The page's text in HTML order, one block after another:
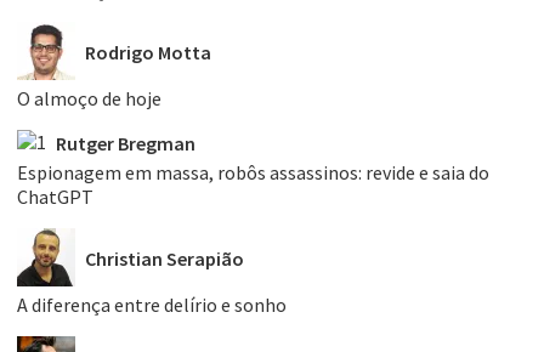
Rodrigo Motta
O almoço de hoje
Rutger Bregman
Espionagem em massa, robôs assassinos: revide e saia do
ChatGPT
Christian Serapião
A diferença entre delírio e sonho